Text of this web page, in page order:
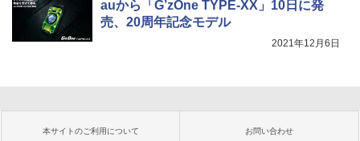
auから「G’zOne TYPE-XX」10日に発
売、20周年記念モデル
2021年12月6日
本サイトのご利用について お問い合わせ